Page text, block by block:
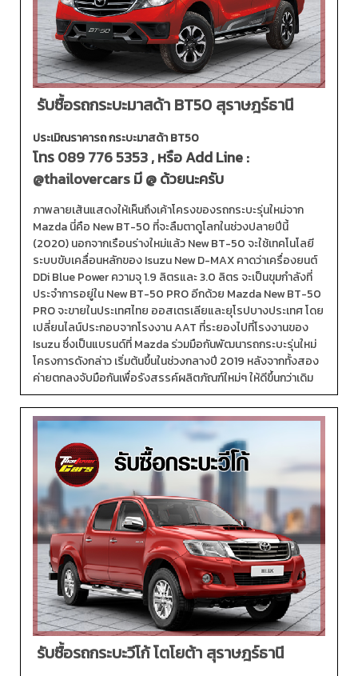
รับซื้อรถกระบะมาสด้า BT50 สุราษฎร์ธานี
ประเมิณราคารถ กระบะมาสด้า BT50
โทร089 776 5353, หรือ Add Line :
@thailovercarsมี @ ด้วยนะครับ
ภาพลายเส้นแสดงให้เห็นถึงเค้าโครงของรถกระบะรุ่นใหม่จาก
Mazda นี่คือ New BT-50 ที่จะลืมตาดูโลกในช่วงปลายปีนี้
(2020) นอกจากเรือนร่างใหม่แล้ว New BT-50 จะใช้เทคโนโลยี
ระบบขับเคลื่อนหลักของ Isuzu New D-MAX คาดว่าเครื่องยนต์
DDi Blue Power ความจุ 1.9 ลิตรและ 3.0 ลิตร จะเป็นขุมกำลังที่
ประจำการอยู่ใน New BT-50 PRO อีกด้วย Mazda New BT-50
PRO จะขายในประเทศไทย ออสเตรเลียและยุโรปบางประเทศ โดย
เปลี่ยนไลน์ประกอบจากโรงงาน AAT ที่ระยองไปที่โรงงานของ
Isuzu ซึ่งเป็นแบรนด์ที่ Mazda ร่วมมือกันพัฒนารถกระบะรุ่นใหม่
โครงการดังกล่าว เริ่มต้นขึ้นในช่วงกลางปี 2019 หลังจากทั้งสอง
ค่ายตกลงจับมือกันเพื่อรังสรรค์ผลิตภัณฑ์ใหม่ๆ ให้ดีขึ้นกว่าเดิม
รับซื้อรถกระบะวีโก้ โตโยต้า สุราษฎร์ธานี